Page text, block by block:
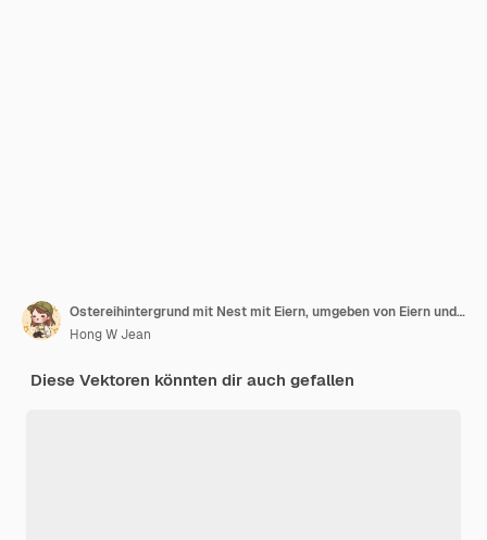
Ostereihintergrund mit Nest mit Eiern, umgeben von Eiern und weißen Tulpen
Hong W Jean
Diese Vektoren könnten dir auch gefallen